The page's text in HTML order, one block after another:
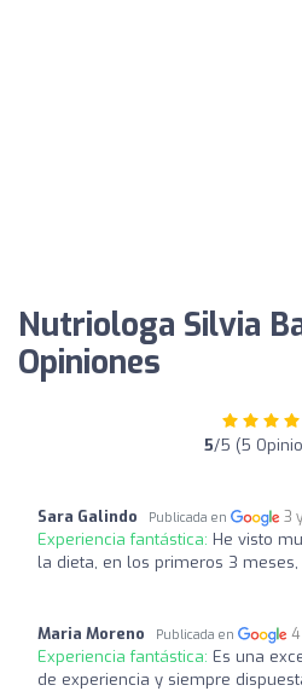
Nutriologa Silvia
Opiniones
5/5 (5
Sara Galindo Publicada en 3
Experiencia fantástica: He visto
la dieta, en los primeros 3 meses,
Maria Moreno Publicada en
Experiencia fantástica: Es una
de experiencia y siempre